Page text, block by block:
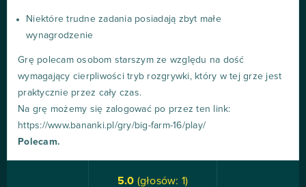
Niektóre trudne zadania posiadają zbyt małe
wynagrodzenie
Grę polecam osobom starszym ze względu na dość
wymagający cierpliwości tryb rozgrywki, który w tej grze jest
praktycznie przez cały czas.
Na grę możemy się zalogować po przez ten link:
https://www.bananki.pl/gry/big-farm-16/play/
Polecam.
5.0 (głosów: 1)